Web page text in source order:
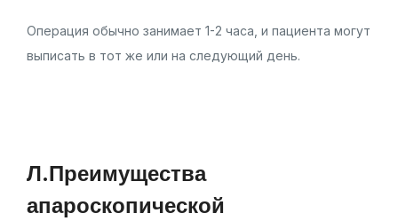
Операция обычно занимает 1-2 часа, и пациента могут
выписать в тот же или на следующий день.
Л.Преимущества
апароскопической